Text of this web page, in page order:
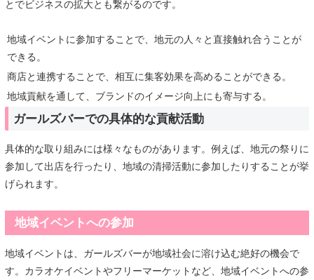
とでビジネスの拡大とも繋がるのです。
地域イベントに参加することで、地元の人々と直接触れ合うことが
できる。
商店と連携することで、相互に集客効果を高めることができる。
地域貢献を通して、ブランドのイメージ向上にも寄与する。
ガールズバーでの具体的な貢献活動
具体的な取り組みには様々なものがあります。例えば、地元の祭りに
参加して出店を行ったり、地域の清掃活動に参加したりすることが挙
げられます。
地域イベントへの参加
地域イベントは、ガールズバーが地域社会に溶け込む絶好の機会で
す。カラオケイベントやフリーマーケットなど、地域イベントへの参